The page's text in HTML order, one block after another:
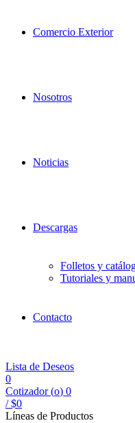
Comercio Exterior
Nosotros
Noticias
Descargas
Folletos y
Tutoriales y
Contacto
Lista de Deseos
0
Cotizador (o) 0
/ $0
Líneas de Productos